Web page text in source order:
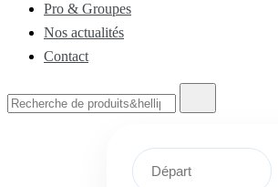
Pro & Groupes
Nos actualités
Contact